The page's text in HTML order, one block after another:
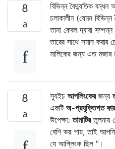
8
বিভিন্ন বৈদ্যুতিক বন্ধন
চলাকালীন (যেমন
তামা কেবল দ্বারা
তারের সাথে সমান করার
মালিকের জন্য এত মজার
8 স্যুইচ আপলিংকেরজন্য
একটি অ-প্রযুক্তিগত
উপেক্ষা:তামাটিরতুলনায়
বেশি ভয় পায়, তাই
যে আপ্লিংক ছিল "।